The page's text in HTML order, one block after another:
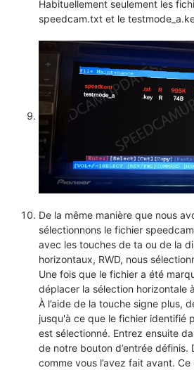
Habituellement seulement les
speedcam.txt et le
De la même manière que nous
sélectionnons le fichier
avec les touches de ta ou de la
horizontaux, RWD, nous
Une fois que le fichier a été
déplacer la sélection horizontale
À l’aide de la touche signe plus,
jusqu'à ce que le fichier identifié
est sélectionné. Entrez ensuite
de notre bouton d’entrée définis.
comme vous l’avez fait avant.